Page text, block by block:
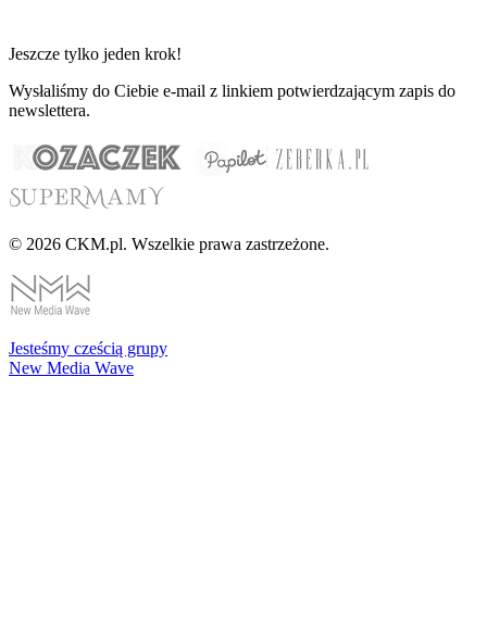
Jeszcze tylko jeden krok!
Wysłaliśmy do Ciebie e-mail z linkiem potwierdzającym zapis do
newslettera.
© 2026 CKM.pl. Wszelkie prawa zastrzeżone.
Jesteśmy cześcią grupy
New Media Wave